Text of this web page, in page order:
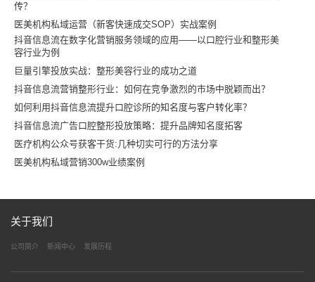
传？
医美机构私域运营（新客快速成交SOP）实战案例
抖音信息流在数字化营销服务领域的应用——以口腔行业和整形美
容行业为例
巨量引擎投放实战：整形美容行业的成功之道
抖音信息流营销整形行业：如何在竞争激烈的市场中脱颖而出？
如何利用抖音信息流提升口腔诊所的知名度与客户转化率？
抖音信息流广告口腔整形投放策略：提升品牌知名度拓客
医疗机构公众号获客干货:几种切实可行的方法分享
医美机构私域营销300w业绩案例
关于我们
公司简介 新闻中心 发展历程